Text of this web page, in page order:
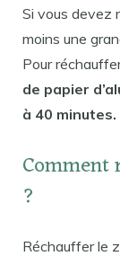
Si vous devez
moins une
Pour
de papier
à 40 minutes.
Comment
?
Réchauffer le